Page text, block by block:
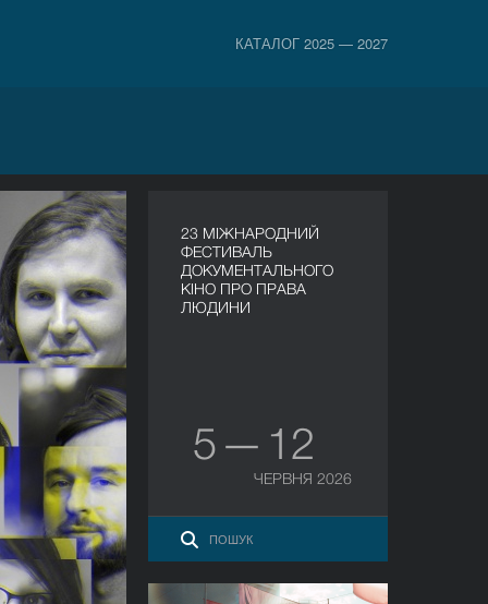
КАТАЛОГ 2025 — 2027
23 МІЖНАРОДНИЙ
ФЕСТИВАЛЬ
ДОКУМЕНТАЛЬНОГО
КІНО ПРО ПРАВА
ЛЮДИНИ
5 — 12
ЧЕРВНЯ 2026